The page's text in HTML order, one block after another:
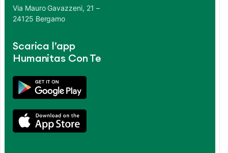
Via Mauro Gavazzeni, 21 –
24125 Bergamo
Scarica l’app
Humanitas Con Te